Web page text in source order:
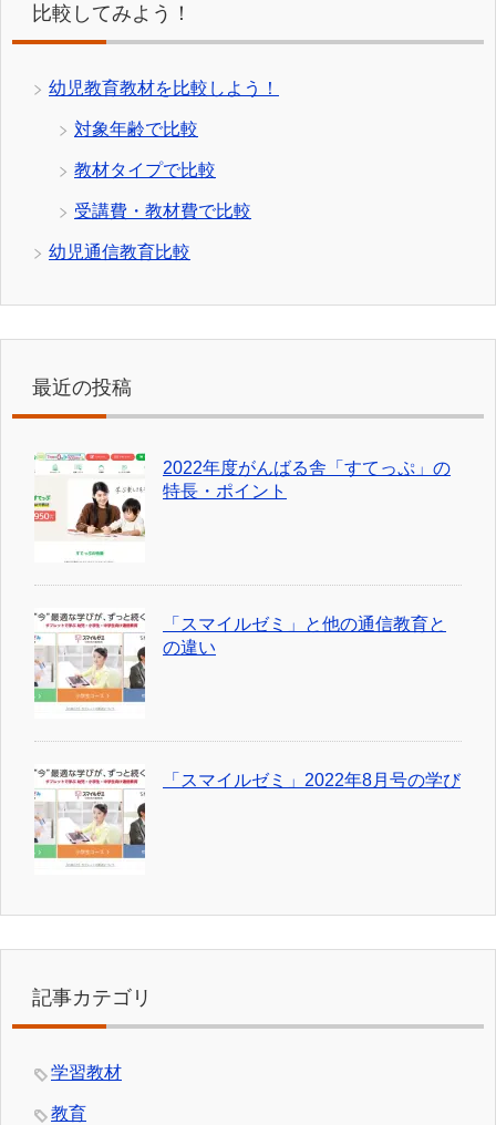
比較してみよう！
幼児教育教材を比較しよう！
対象年齢で比較
教材タイプで比較
受講費・教材費で比較
幼児通信教育比較
最近の投稿
2022年度がんばる舎「すてっぷ」の
特長・ポイント
「スマイルゼミ」と他の通信教育と
の違い
「スマイルゼミ」2022年8月号の学び
記事カテゴリ
学習教材
教育